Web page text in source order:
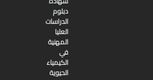
دبلوم
الدراسات
العليا
المهنية
في
الكيمياء
الحيوية